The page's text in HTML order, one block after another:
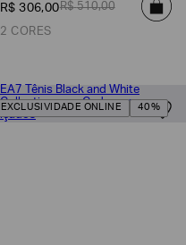
R$ 306,00R$ 510,00
2 CORES
EXCLUSIVIDADE ONLINE 40%